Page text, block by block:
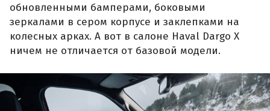
обновленными бамперами, боковыми
зеркалами в сером корпусе и заклепками на
колесных арках. А вот в салоне Haval Dargo X
ничем не отличается от базовой модели.